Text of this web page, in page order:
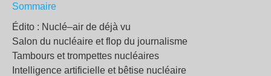
Sommaire
Édito : Nuclé–air de déjà vu
Salon du nucléaire et flop du journalisme
Tambours et trompettes nucléaires
Intelligence artificielle et bêtise nucléaire